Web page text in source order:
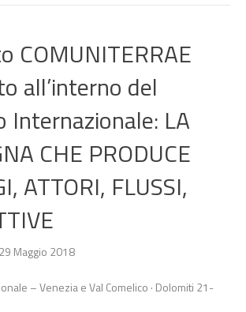
COMUNITERRAE
all’interno del
Internazionale: LA
CHE PRODUCE
ATTORI, FLUSSI,
29 Maggio 2018
– Venezia e Val Comelico · Dolomiti 21-